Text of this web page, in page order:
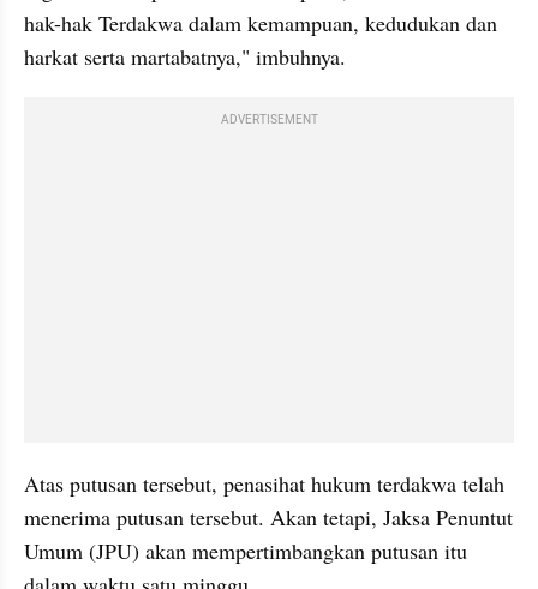
hak-hak Terdakwa dalam kemampuan, kedudukan dan
harkat serta martabatnya," imbuhnya.
ADVERTISEMENT
Atas putusan tersebut, penasihat hukum terdakwa telah
menerima putusan tersebut. Akan tetapi, Jaksa Penuntut
Umum (JPU) akan mempertimbangkan putusan itu